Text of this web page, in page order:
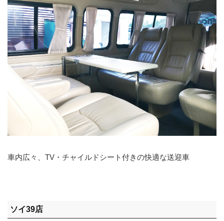
車内広々、TV・チャイルドシート付きの快適な送迎車
ソイ39店